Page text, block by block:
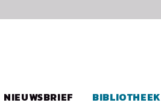
NIEUWSBRIEF BIBLIOTHEEK